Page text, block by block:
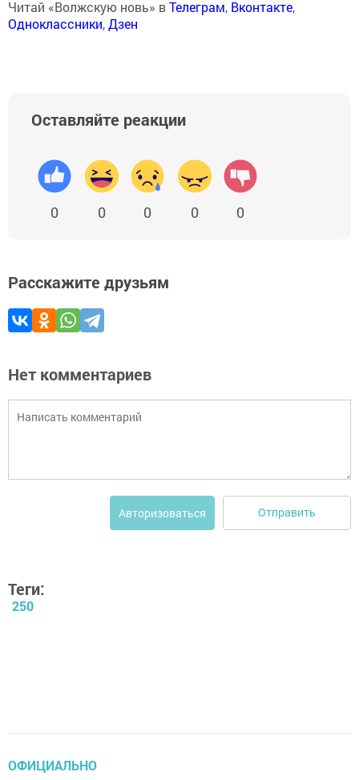
Читай «Волжскую новь» вТелеграм, Вконтакте,
Одноклассники,Дзен
Оставляйте реакции
0 0 0 0 0
Расскажите друзьям
Нет комментариев
Авторизоваться Отправить
Теги:
250
ОФИЦИАЛЬНО